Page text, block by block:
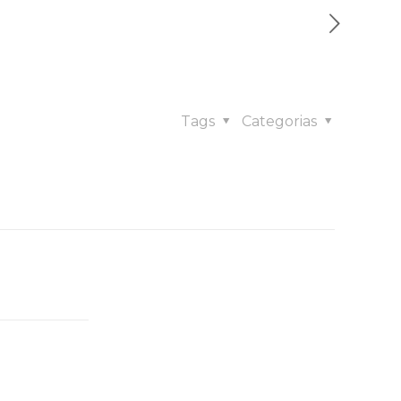
Categorias
Tags